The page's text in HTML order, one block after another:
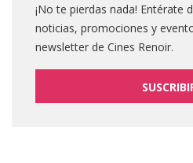
¡No te pierdas nada! Entérate
noticias, promociones y
newsletter de Cines Renoir.